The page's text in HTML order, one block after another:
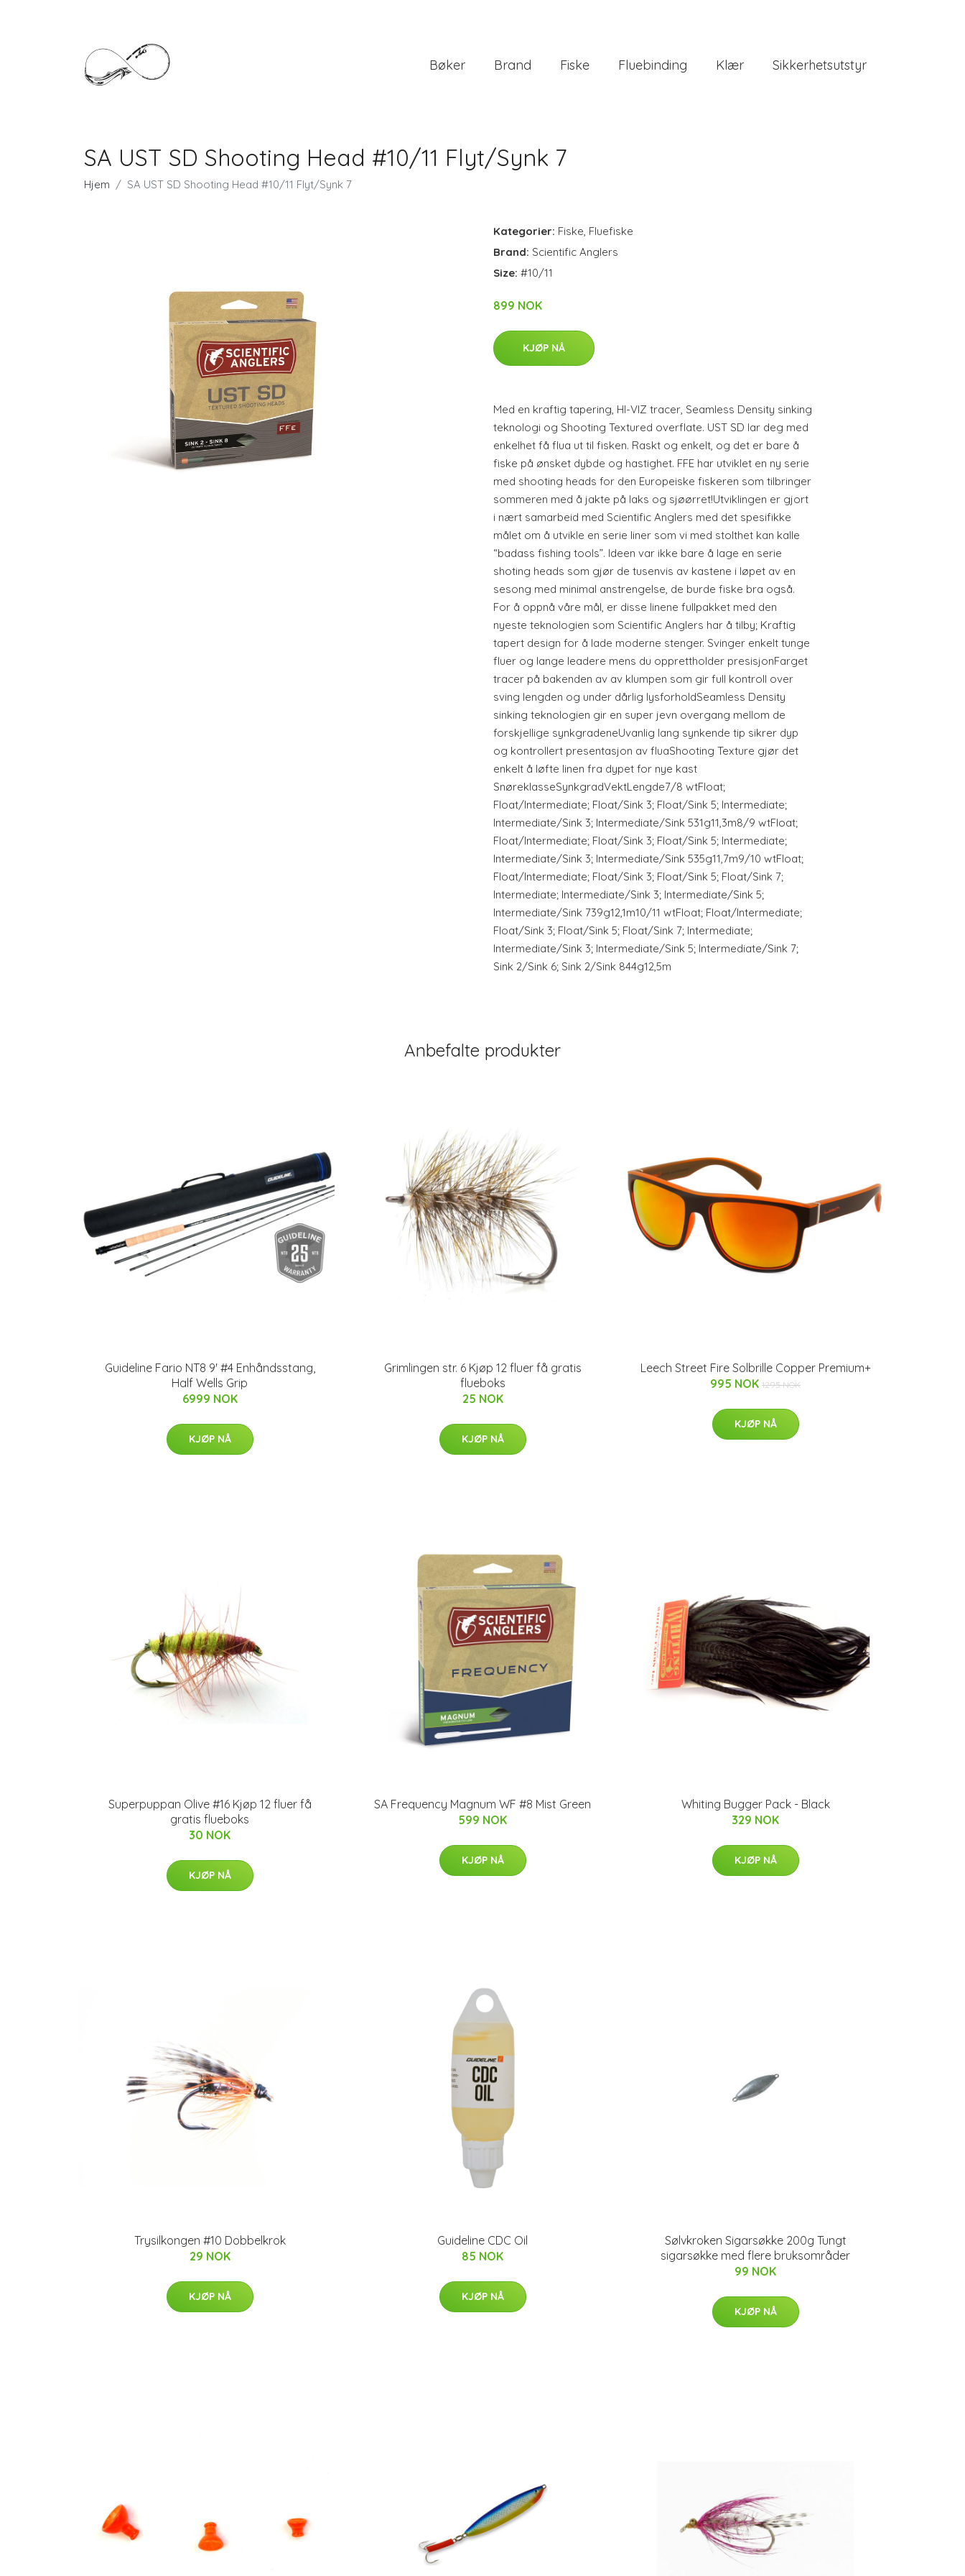
Bøker Brand Fiske Fluebinding Klær Sikkerhetsutstyr
SA UST SD Shooting Head #10/11 Flyt/Synk 7
Hjem SA UST SD Shooting Head #10/11 Flyt/Synk 7
Kategorier: Fiske, Fluefiske
Brand: Scientific Anglers
Size: #10/11
899 NOK
KJØP NÅ
Med en kraftig tapering, HI-VIZ tracer, Seamless Density sinking
teknologi og Shooting Textured overflate. UST SD lar deg med
enkelhet få flua ut til fisken. Raskt og enkelt, og det er bare å
fiske på ønsket dybde og hastighet. FFE har utviklet en ny serie
med shooting heads for den Europeiske fiskeren som tilbringer
sommeren med å jakte på laks og sjøørret!Utviklingen er gjort
i nært samarbeid med Scientific Anglers med det spesifikke
målet om å utvikle en serie liner som vi med stolthet kan kalle
“badass fishing tools”. Ideen var ikke bare å lage en serie
shoting heads som gjør de tusenvis av kastene i løpet av en
sesong med minimal anstrengelse, de burde fiske bra også.
For å oppnå våre mål, er disse linene fullpakket med den
nyeste teknologien som Scientific Anglers har å tilby; Kraftig
tapert design for å lade moderne stenger. Svinger enkelt tunge
fluer og lange leadere mens du opprettholder presisjonFarget
tracer på bakenden av av klumpen som gir full kontroll over
sving lengden og under dårlig lysforholdSeamless Density
sinking teknologien gir en super jevn overgang mellom de
forskjellige synkgradeneUvanlig lang synkende tip sikrer dyp
og kontrollert presentasjon av fluaShooting Texture gjør det
enkelt å løfte linen fra dypet for nye kast
SnøreklasseSynkgradVektLengde7/8 wtFloat;
Float/Intermediate; Float/Sink 3; Float/Sink 5; Intermediate;
Intermediate/Sink 3; Intermediate/Sink 531g11,3m8/9 wtFloat;
Float/Intermediate; Float/Sink 3; Float/Sink 5; Intermediate;
Intermediate/Sink 3; Intermediate/Sink 535g11,7m9/10 wtFloat;
Float/Intermediate; Float/Sink 3; Float/Sink 5; Float/Sink 7;
Intermediate; Intermediate/Sink 3; Intermediate/Sink 5;
Intermediate/Sink 739g12,1m10/11 wtFloat; Float/Intermediate;
Float/Sink 3; Float/Sink 5; Float/Sink 7; Intermediate;
Intermediate/Sink 3; Intermediate/Sink 5; Intermediate/Sink 7;
Sink 2/Sink 6; Sink 2/Sink 844g12,5m
Anbefalte produkter
Guideline Fario NT8 9' #4 Enhåndsstang,
Half Wells Grip
6999 NOK
KJØP NÅ
Grimlingen str. 6 Kjøp 12 fluer få gratis
flueboks
25 NOK
KJØP NÅ
Leech Street Fire Solbrille Copper Premium+
995 NOK 1295 NOK
KJØP NÅ
Superpuppan Olive #16 Kjøp 12 fluer få
gratis flueboks
30 NOK
KJØP NÅ
SA Frequency Magnum WF #8 Mist Green
599 NOK
KJØP NÅ
Whiting Bugger Pack - Black
329 NOK
KJØP NÅ
Trysilkongen #10 Dobbelkrok
29 NOK
KJØP NÅ
Guideline CDC Oil
85 NOK
KJØP NÅ
Sølvkroken Sigarsøkke 200g Tungt
sigarsøkke med flere bruksområder
99 NOK
KJØP NÅ